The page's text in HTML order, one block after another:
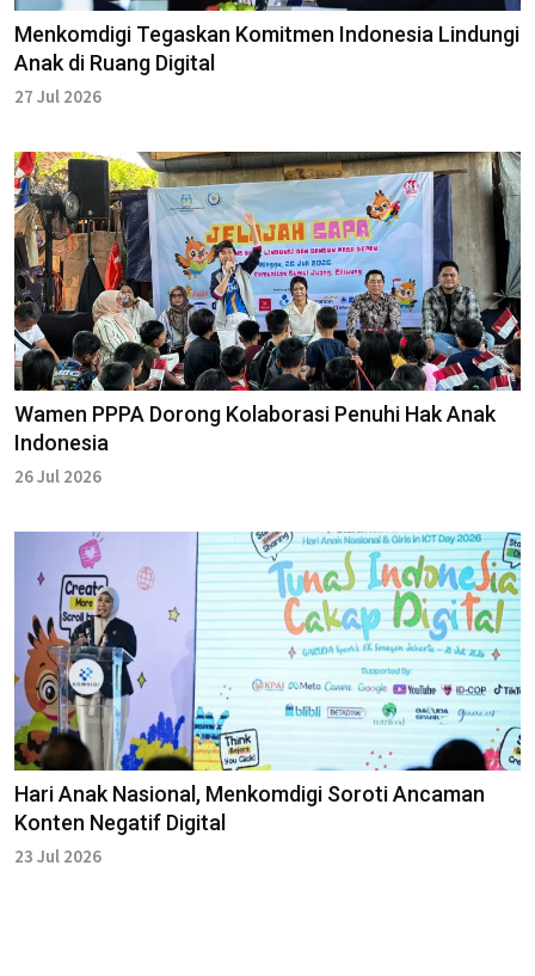
Menkomdigi Tegaskan Komitmen Indonesia Lindungi
Anak di Ruang Digital
27 Jul 2026
Wamen PPPA Dorong Kolaborasi Penuhi Hak Anak
Indonesia
26 Jul 2026
Hari Anak Nasional, Menkomdigi Soroti Ancaman
Konten Negatif Digital
23 Jul 2026